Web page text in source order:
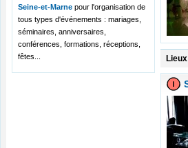
Seine-et-Marne pour l'organisation de
tous types d'événements : mariages,
séminaires, anniversaires,
conférences, formations, réceptions,
fêtes...